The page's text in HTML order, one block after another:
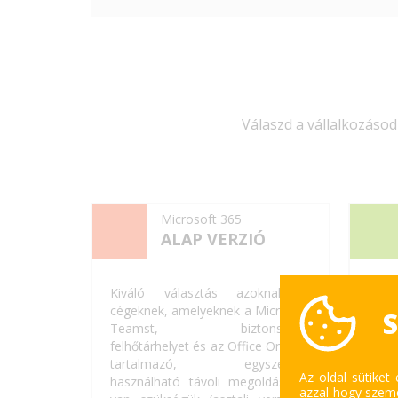
Válaszd a
Microsoft 365
ALAP VERZIÓ
Kiváló választás azoknak a
cégeknek, amelyeknek a Microsoft
Teamst, biztonságos
felhőtárhelyet és az Office Online-t
tartalmazó, egyszerűen
használható távoli megoldásokra
a
Az oldal sütiket
azzal hogy